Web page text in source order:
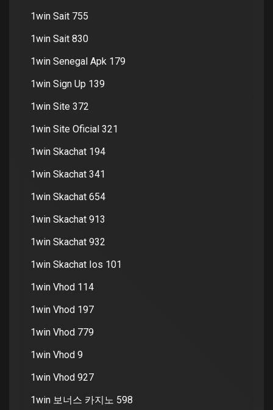
1win Sait 755
1win Sait 830
1win Senegal Apk 179
1win Sign Up 139
1win Site 372
1win Site Oficial 321
1win Skachat 194
1win Skachat 341
1win Skachat 654
1win Skachat 913
1win Skachat 932
1win Skachat Ios 101
1win Vhod 114
1win Vhod 197
1win Vhod 779
1win Vhod 9
1win Vhod 927
1win 보너스 카지노 598